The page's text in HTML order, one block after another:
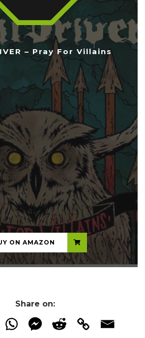
– Pray For Villains
...
ON AMAZON
Share on: